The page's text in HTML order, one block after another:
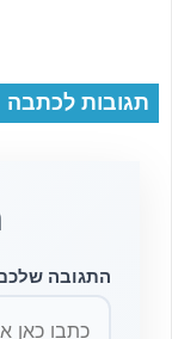
תגובות לכתבה
התגובה